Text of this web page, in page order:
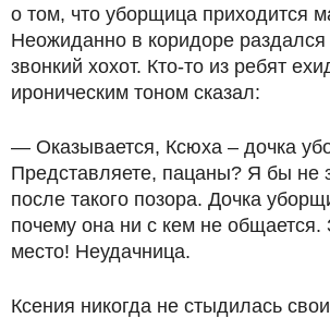
о том, что уборщица приходится
Неожиданно в коридоре
звонкий хохот. Кто-то из ребят
ироническим тоном сказал:
— Оказывается, Ксюха – дочка
Представляете, пацаны? Я бы не
после такого позора. Дочка
почему она ни с кем не общается.
место! Неудачница.
Ксения никогда не стыдилась